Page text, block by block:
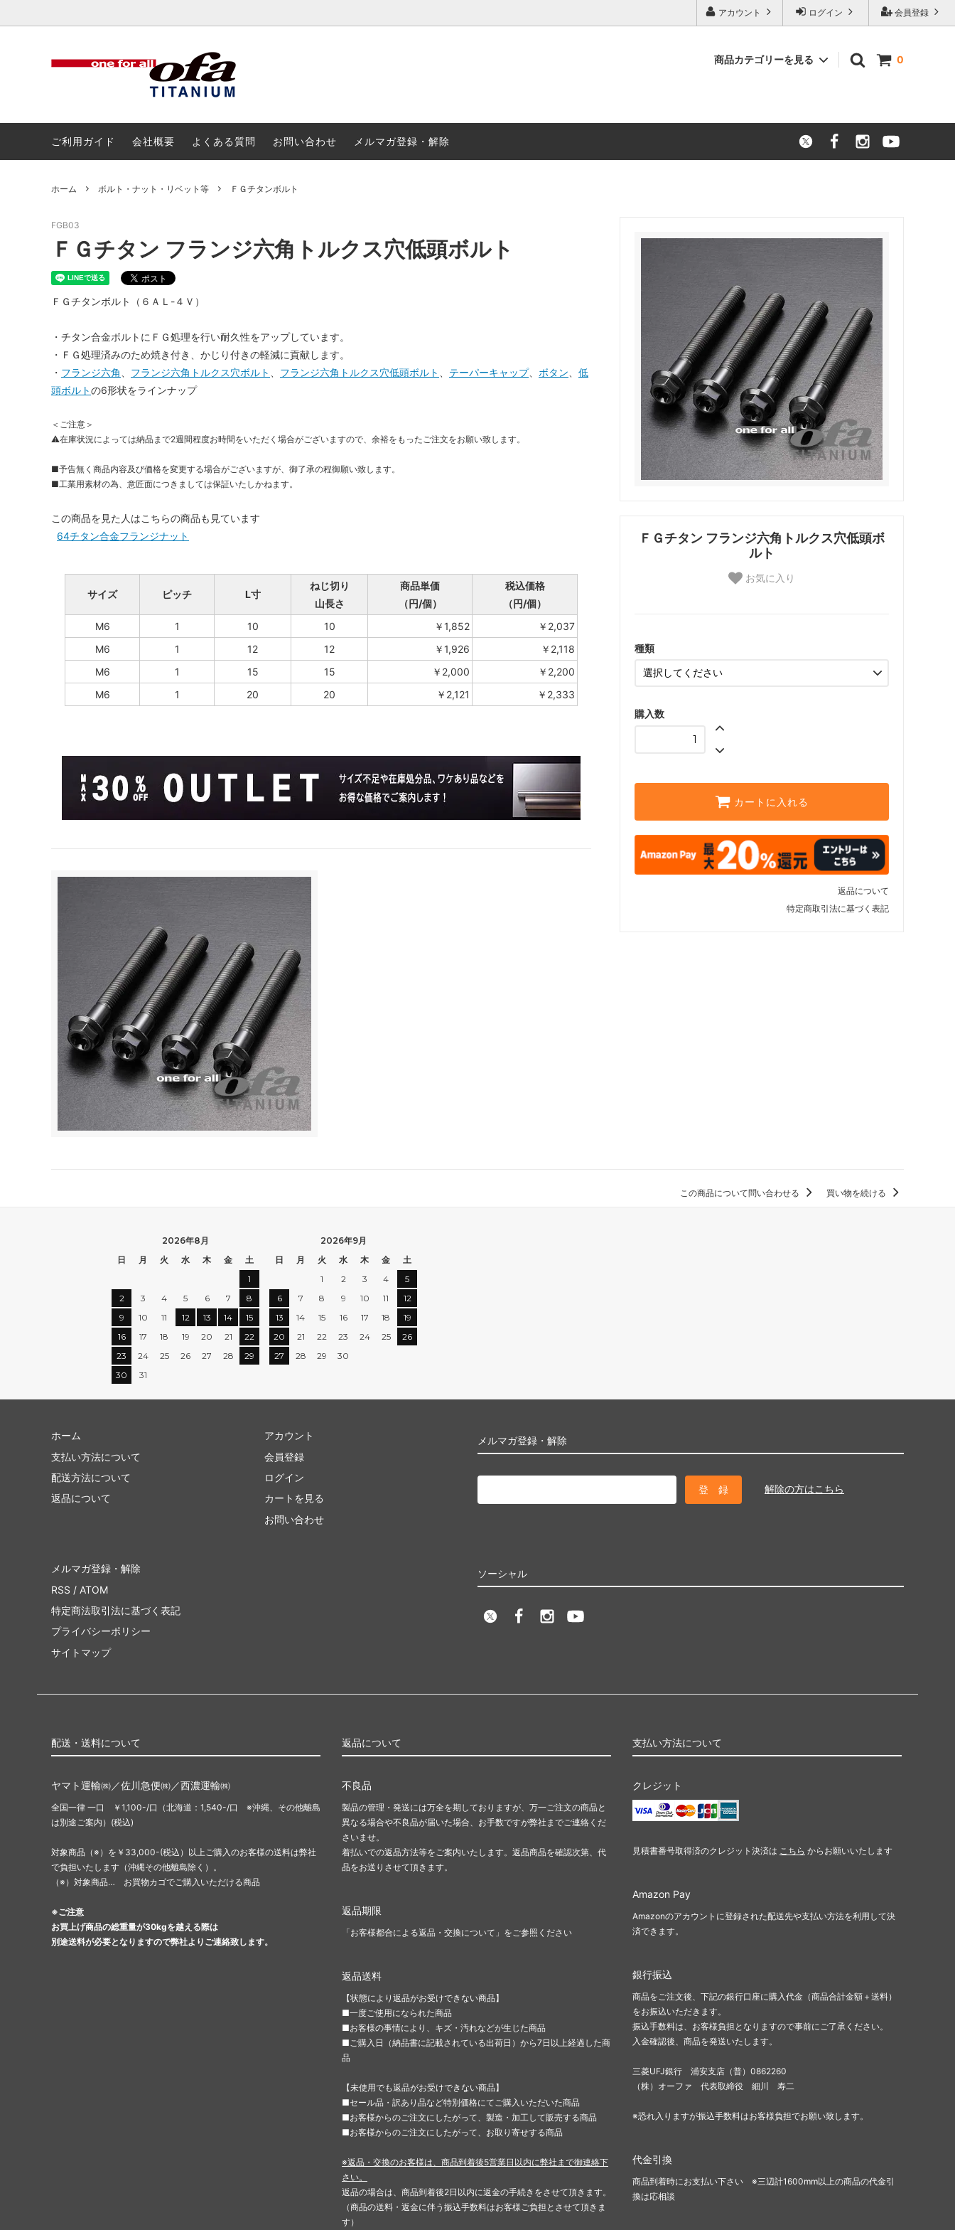
会員登録
ログイン
アカウント
0
商品カテゴリーを見る
アルミ ボルト・ナット・リベット等
ご利用ガイド 会社概要 よくある質問 お問い合わせ メルマガ登録・解除
ホーム ボルト・ナット・リベット等 ＦＧチタンボルト
ＦＧチタン フランジ六角トルクス穴低頭ボ
ルト
お気に入り
種類
購入数
カートに入れる
返品について
特定商取引法に基づく表記
FGB03
ＦＧチタン フランジ六角トルクス穴低頭ボルト
ＦＧチタンボルト（６ＡＬ-４Ｖ）
・チタン合金ボルトにＦＧ処理を行い耐久性をアップしています。
・ＦＧ処理済みのため焼き付き、かじり付きの軽減に貢献します。
・ フランジ六角 フランジ六角トルクス穴ボルト フランジ六角トルクス穴低頭ボルト テーパーキャップ、 ボタン
低
頭ボルトの6形状をラインナップ
＜ご注意＞
⚠在庫状況によっては納品まで2週間程度お時間をいただく場合がございますので、余裕をもったご注文をお願い致します。
■予告無く商品内容及び価格を変更する場合がございますが、御了承の程御願い致します。
■工業用素材の為、意匠面につきましては保証いたしかねます。
この商品を見た人はこちらの商品も見ています
64チタン合金フランジナット
サイズ ピッチ L寸
ねじ切り
山長さ
商品単価
（円/個）
税込価格
（円/個）
M6
1 10 10 ￥1,852
￥2,037
M6
1 12 12 ￥1,926
￥2,118
M6
1 15 15 ￥2,000
￥2,200
M6
1 20 20 ￥2,121 ￥2,333
この商品について問い合わせる 買い物を続ける
2026年8月
日
月 火 水 木 金
土
1
2
3 4 5 6 7
8
9
10 11 12 13 14
15
16
17 18 19 20 21
22
23
24 25 26 27 28
29
30
31
2026年9月
日
月 火 水 木 金
土
1
2 3 4
5
6
7 8 9 10 11
12
13
14 15 16 17 18
19
20
21 22 23 24 25
26
27
28 29 30
メルマガ登録・解除
解除の方はこちら
ホーム
支払い方法について
配送方法について
返品について
アカウント
会員登録
ログイン
カートを見る
お問い合わせ
ソーシャル
メルマガ登録・解除
RSS / ATOM
特定商法取引法に基づく表記
プライバシーポリシー
サイトマップ
配送・送料について
ヤマト運輸㈱／佐川急便㈱／西濃運輸㈱
全国一律 一口 ￥1,100-/口（北海道：1,540-/口 ※沖縄、その他離島
は別途ご案内）(税込)
対象商品（※）を￥33,000-(税込）以上ご購入のお客様の送料は弊社
で負担いたします（沖縄その他離島除く）。
（※）対象商品… お買物カゴでご購入いただける商品
※ご注意
お買上げ商品の総重量が30kgを越える際は
別途送料が必要となりますので弊社よりご連絡致します。
返品について
不良品
製品の管理・発送には万全を期しておりますが、万一ご注文の商品と
異なる場合や不良品が届いた場合、お手数ですが弊社までご連絡くだ
さいませ。
着払いでの返品方法等をご案内いたします。返品商品を確認次第、代
品をお送りさせて頂きます。
返品期限
「お客様都合による返品・交換について」をご参照ください
返品送料
【状態により返品がお受けできない商品】
■一度ご使用になられた商品
■お客様の事情により、キズ・汚れなどが生じた商品
■ご購入日（納品書に記載されている出荷日）から7日以上経過した商
品
【未使用でも返品がお受けできない商品】
■セール品・訳あり品など特別価格にてご購入いただいた商品
■お客様からのご注文にしたがって、製造・加工して販売する商品
■お客様からのご注文にしたがって、お取り寄せする商品
※返品・交換のお客様は、商品到着後5営業日以内に弊社まで御連絡下
さい。
返品の場合は、商品到着後2日以内に返金の手続きをさせて頂きます。
（商品の送料・返金に伴う振込手数料はお客様ご負担とさせて頂きま
す）
支払い方法について
クレジット
見積書番号取得済のクレジット決済は こちら からお願いいたします
Amazon Pay
Amazonのアカウントに登録された配送先や支払い方法を利用して決
済できます。
銀行振込
商品をご注文後、下記の銀行口座に購入代金（商品合計金額＋送料）
をお振込いただきます。
振込手数料は、お客様負担となりますので事前にご了承ください。
入金確認後、商品を発送いたします。
三菱UFJ銀行 浦安支店（普）0862260
（株）オーファ 代表取締役 細川 寿二
※恐れ入りますが振込手数料はお客様負担でお願い致します。
代金引換
商品到着時にお支払い下さい ※三辺計1600mm以上の商品の代金引
換は応相談